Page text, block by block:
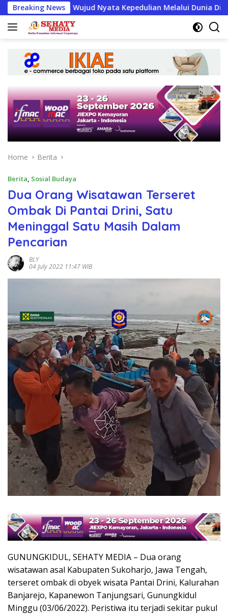
Skip
to
content
Breaking News
Wujud Nyata Kepedulian Melalui Dunia Digital
Home Berita
Berita, Sosial Budaya
Dua Orang Wisatawan Terseret
Ombak Di Pantai Drini, Satu
Meninggal Satu Masih Dalam
Pencarian
BLY
04 July 2022 11:47 WIB
GUNUNGKIDUL, SEHATY MEDIA – Dua orang
wisatawan asal Kabupaten Sukoharjo, Jawa Tengah,
terseret ombak di obyek wisata Pantai Drini, Kalurahan
Banjarejo, Kapanewon Tanjungsari, Gunungkidul
Minggu (03/06/2022). Peristiwa itu terjadi sekitar pukul